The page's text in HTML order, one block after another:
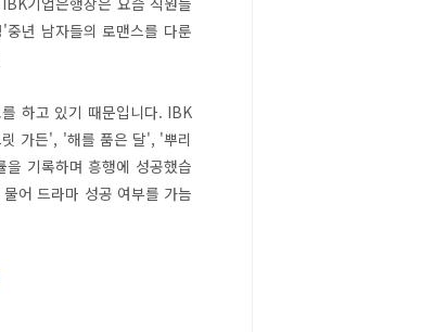
년 남자들의 로맨스를 다룬
하고 있기 때문입니다. IBK
가든', '해를 품은 달', '뿌리
기록하며 흥행에 성공했습
어 드라마 성공 여부를 가늠